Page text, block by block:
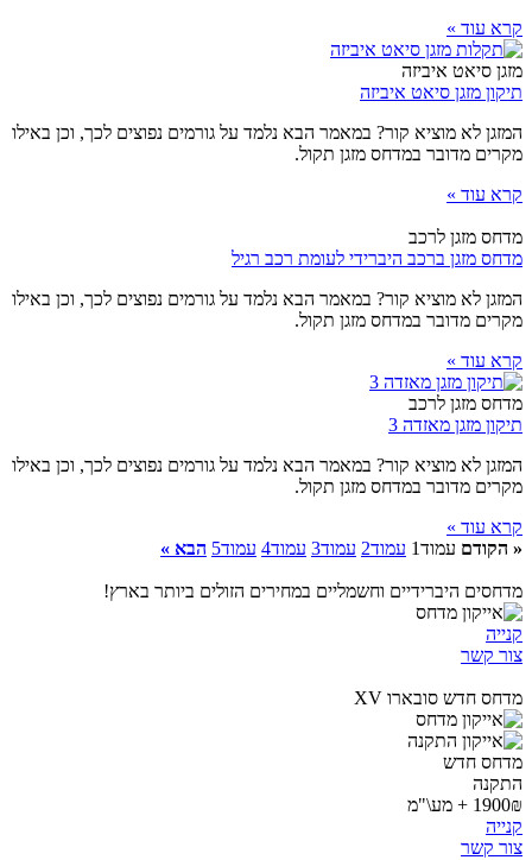
קרא עוד »
מזגן סיאט איביזה
תיקון מזגן סיאט איביזה
המזגן לא מוציא קור? במאמר הבא נלמד על גורמים נפוצים לכך, וכן באילו
מקרים מדובר במדחס מזגן תקול.
קרא עוד »
מדחס מזגן לרכב
מדחס מזגן ברכב היברידי לעומת רכב רגיל
המזגן לא מוציא קור? במאמר הבא נלמד על גורמים נפוצים לכך, וכן באילו
מקרים מדובר במדחס מזגן תקול.
קרא עוד »
מדחס מזגן לרכב
תיקון מזגן מאזדה 3
המזגן לא מוציא קור? במאמר הבא נלמד על גורמים נפוצים לכך, וכן באילו
מקרים מדובר במדחס מזגן תקול.
קרא עוד »
« הקודם עמוד1 עמוד2 עמוד3 עמוד4 עמוד5 הבא »
מדחסים היברידיים וחשמליים במחירים הזולים ביותר בארץ!
קנייה
צור קשר
מדחס חדש סובארו XV
מדחס חדש
התקנה
1900₪ + מע\"מ
קנייה
צור קשר